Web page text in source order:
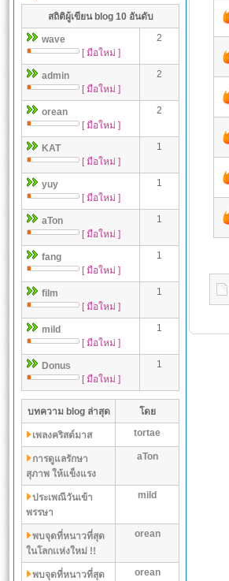
สถิติผู้เขียน blog 10 อันดับ
wave
[ มือใหม่ ]
2
admin
[ มือใหม่ ]
2
orean
[ มือใหม่ ]
2
KAT
[ มือใหม่ ]
1
yuy
[ มือใหม่ ]
1
aTon
[ มือใหม่ ]
1
fang
[ มือใหม่ ]
1
film
[ มือใหม่ ]
1
mild
[ มือใหม่ ]
1
Donus
[ มือใหม่ ]
1
บทความ blog ล่าสุด โดย
เพลงคริสต์มาส tortae
การดูแลรักษา
สุภาพ ให้แข็งแรง
aTon
ประเพณีวันเข้า
พรรษา
mild
พบจุดที่หนาวที่สุด
ในโลกเเห่งใหม่ !!
orean
พบจุดที่หนาวที่สุด
orean